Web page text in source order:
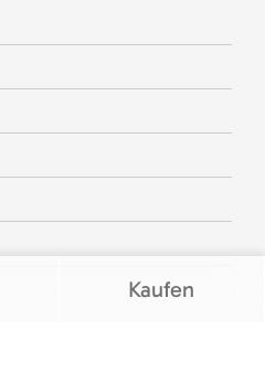
Kaufen